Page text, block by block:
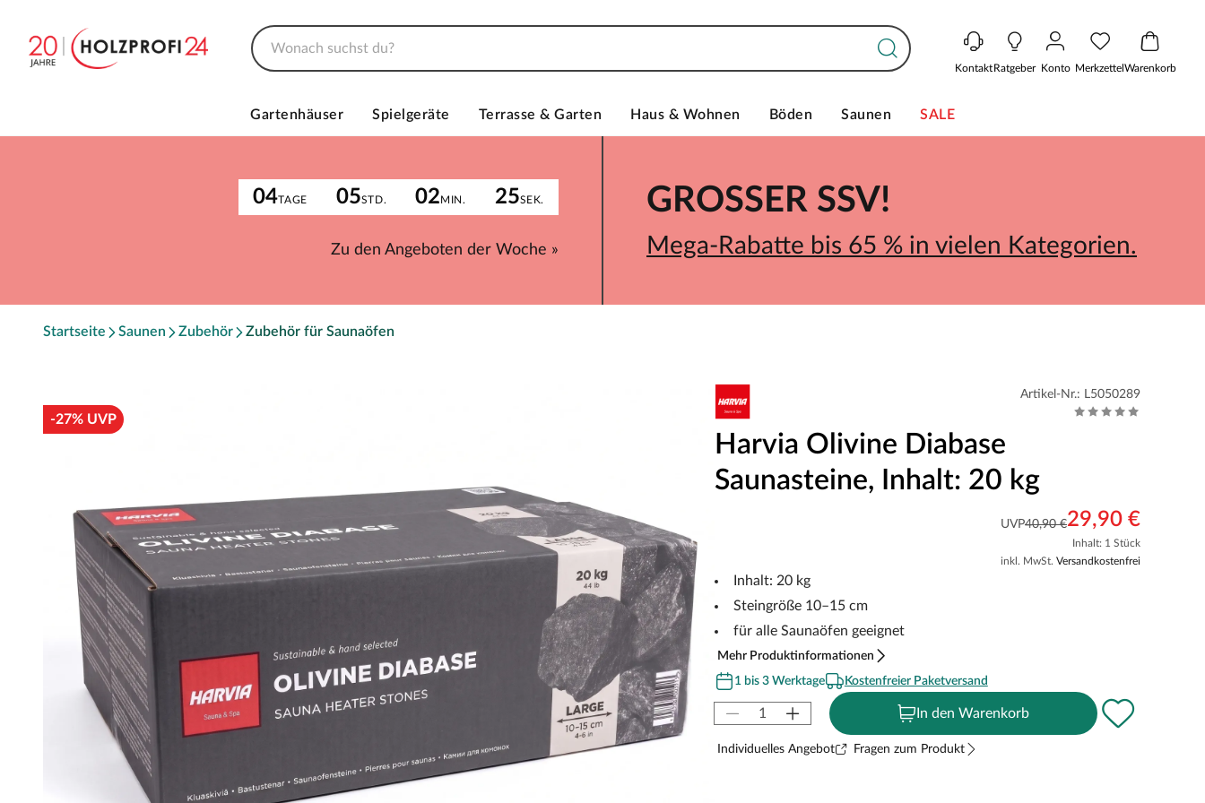
KontaktRatgeber Konto MerkzettelWarenkorb
Gartenhäuser Spielgeräte Terrasse & Garten Haus & Wohnen Böden Saunen SALE
04TAGE 05STD. 02MIN. 25SEK.
Zu den Angeboten der Woche »
GROSSER SSV!
Mega-Rabatte bis 65 % in vielen Kategorien.
Startseite Saunen Zubehör Zubehör für Saunaöfen
-27% UVP
Artikel-Nr.: L5050289
Harvia Olivine Diabase
Saunasteine, Inhalt: 20 kg
UVP40,90 €29,90 €
Inhalt: 1 Stück
inkl. MwSt. Versandkostenfrei
Inhalt: 20 kg
Steingröße 10–15 cm
für alle Saunaöfen geeignet
Mehr Produktinformationen
1 bis 3 Werktage
Kostenfreier Paketversand
In den Warenkorb
Individuelles Angebot Fragen zum Produkt